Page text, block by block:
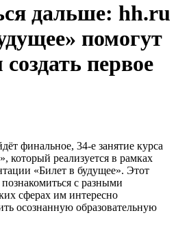
дальше: hh.ru
помогут
первое
финальное, 34-е занятие курса
который реализуется в рамках
«Билет в будущее». Этот
с разными
сферах им интересно
осознанную образовательную